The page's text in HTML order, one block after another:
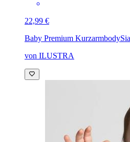
22,99 €
Baby Premium Kurzarmbody
von ILUSTRA